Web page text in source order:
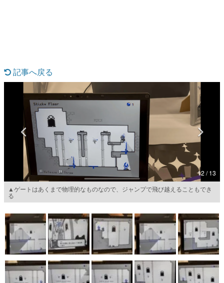
マンガ
女性向け
アプリレビュー
その他
電ファミニコゲーマーとは？
運営：株式会社マレ
記事へ戻る
12 / 13
▲ゲートはあくまで物理的なものなので、ジャンプで飛び越えることもでき
る